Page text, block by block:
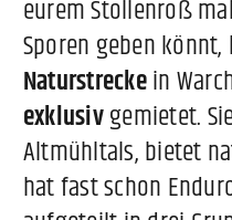
eurem Stollenroß
Sporen geben
Naturstreckein
exklusivgemietet.
Altmühltals, bietet
hat fast schon